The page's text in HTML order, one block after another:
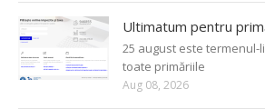
Ultimatum pentru
25 august este termenul-
toate primăriile
Aug 08, 2026